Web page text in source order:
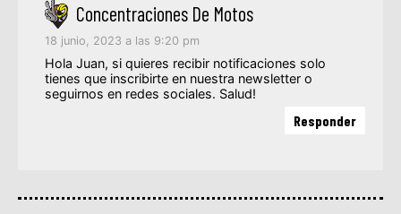
Concentraciones De Motos
18 junio, 2023 a las 9:20 pm
Hola Juan, si quieres recibir notificaciones solo
tienes que inscribirte en nuestra newsletter o
seguirnos en redes sociales. Salud!
Responder